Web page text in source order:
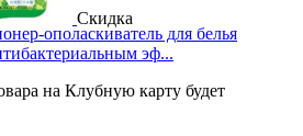
Скидка
ополаскиватель для белья
эф...
на Клубную карту будет